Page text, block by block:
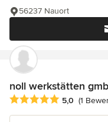
56237 Nauort
noll werkstätten
Durchschnittliche
5,0 (1